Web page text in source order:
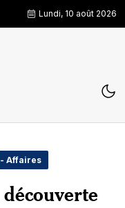
Lundi, 10 août 2026
- Affaires